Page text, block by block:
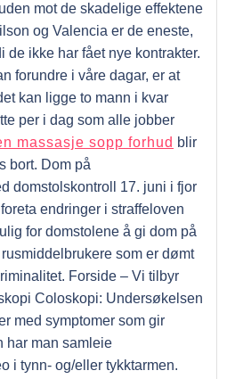
mot de skadelige effektene
og Valencia er de eneste,
de ikke har fået nye kontrakter.
forundre i våre dagar, er at
kan ligge to mann i kvar
per i dag som alle jobber
massasje sopp forhud blir
bort. Dom på
domstolskontroll 17. juni i fjor
endringer i straffeloven
for domstolene å gi dom på
som er dømt
Forside – Vi tilbyr
Coloskopi: Undersøkelsen
med symptomer som gir
har man samleie
i tynn- og/eller tykktarmen.